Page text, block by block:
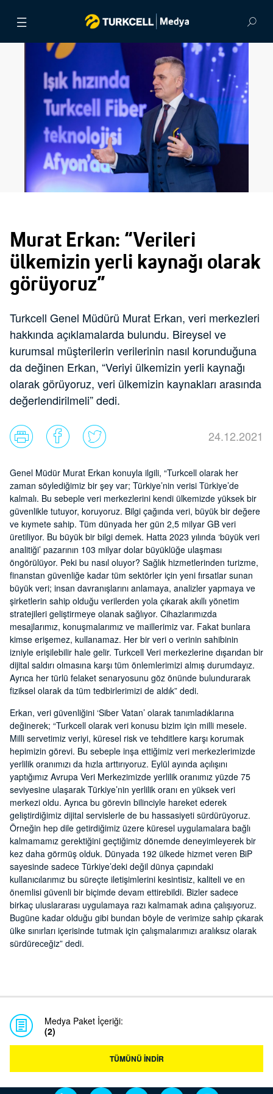
BASIN BÜLTENLERİ
VİDEOLAR
GÖRSEL ARŞİV
İLETİŞİM
Murat Erkan: “Verileri
ülkemizin yerli kaynağı olarak
görüyoruz”
Turkcell Genel Müdürü Murat Erkan, veri merkezleri
hakkında açıklamalarda bulundu. Bireysel ve
kurumsal müşterilerin verilerinin nasıl korunduğuna
da değinen Erkan, “Veriyi ülkemizin yerli kaynağı
olarak görüyoruz, veri ülkemizin kaynakları arasında
değerlendirilmeli” dedi.
24.12.2021
Genel Müdür Murat Erkan konuyla ilgili, “Turkcell olarak her
zaman söylediğimiz bir şey var; Türkiye’nin verisi Türkiye’de
kalmalı. Bu sebeple veri merkezlerini kendi ülkemizde yüksek bir
güvenlikle tutuyor, koruyoruz. Bilgi çağında veri, büyük bir değere
ve kıymete sahip. Tüm dünyada her gün 2,5 milyar GB veri
üretiliyor. Bu büyük bir bilgi demek. Hatta 2023 yılında ‘büyük veri
analitiği’ pazarının 103 milyar dolar büyüklüğe ulaşması
öngörülüyor. Peki bu nasıl oluyor? Sağlık hizmetlerinden turizme,
finanstan güvenliğe kadar tüm sektörler için yeni fırsatlar sunan
büyük veri; insan davranışlarını anlamaya, analizler yapmaya ve
şirketlerin sahip olduğu verilerden yola çıkarak akıllı yönetim
stratejileri geliştirmeye olanak sağlıyor. Cihazlarımızda
mesajlarımız, konuşmalarımız ve maillerimiz var. Fakat bunlara
kimse erişemez, kullanamaz. Her bir veri o verinin sahibinin
izniyle erişilebilir hale gelir. Turkcell Veri merkezlerine dışarıdan bir
dijital saldırı olmasına karşı tüm önlemlerimizi almış durumdayız.
Ayrıca her türlü felaket senaryosunu göz önünde bulundurarak
fiziksel olarak da tüm tedbirlerimizi de aldık” dedi.
Erkan, veri güvenliğini ‘Siber Vatan’ olarak tanımladıklarına
değinerek; “Turkcell olarak veri konusu bizim için milli mesele.
Milli servetimiz veriyi, küresel risk ve tehditlere karşı korumak
hepimizin görevi. Bu sebeple inşa ettiğimiz veri merkezlerimizde
yerlilik oranımızı da hızla arttırıyoruz. Eylül ayında açılışını
yaptığımız Avrupa Veri Merkezimizde yerlilik oranımız yüzde 75
seviyesine ulaşarak Türkiye’nin yerlilik oranı en yüksek veri
merkezi oldu. Ayrıca bu görevin bilinciyle hareket ederek
geliştirdiğimiz dijital servislerle de bu hassasiyeti sürdürüyoruz.
Örneğin hep dile getirdiğimiz üzere küresel uygulamalara bağlı
kalmamamız gerektiğini geçtiğimiz dönemde deneyimleyerek bir
kez daha görmüş olduk. Dünyada 192 ülkede hizmet veren BiP
sayesinde sadece Türkiye’deki değil dünya çapındaki
kullanıcılarımız bu süreçte iletişimlerini kesintisiz, kaliteli ve en
önemlisi güvenli bir biçimde devam ettirebildi. Bizler sadece
birkaç uluslararası uygulamaya razı kalmamak adına çalışıyoruz.
Bugüne kadar olduğu gibi bundan böyle de verimize sahip çıkarak
ülke sınırları içerisinde tutmak için çalışmalarımızı aralıksız olarak
sürdüreceğiz” dedi.
Medya Paket İçeriği:
(2)
TÜMÜNÜ İNDİR